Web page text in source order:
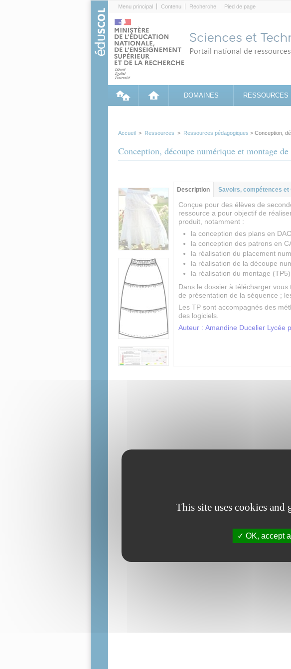
Menu principal Contenu Recherche Pied de page
DOMAINES RESSOURCES
Accueil > Ressources > Ressources pédagogiques > Conception,
Conception, découpe numérique et montage
Contenu principal
Description (onglet
actif)
Savoirs, compétences et
Conçue pour des élèves de
ressource a pour objectif de
produit, notamment :
la conception des plans en
la conception des patrons en
la réalisation du placement
la réalisation de la découpe
la réalisation du montage (TP5).
Dans le dossier à télécharger
de présentation de la séquence ;
Les TP sont accompagnés des
des logiciels.
Auteur : Amandine Ducelier Lycée
This site uses cookies
OK, accept all